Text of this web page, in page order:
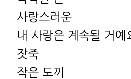
사랑스러운
내 사랑은 계속될 거예
잣죽
작은 도끼